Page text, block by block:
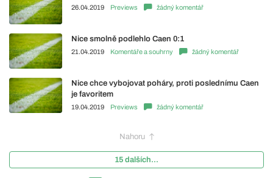
26.04.2019 Previews žádný komentář
Nice smolně podlehlo Caen 0:1
21.04.2019 Komentáře a souhrny žádný komentář
Nice chce vybojovat poháry, proti poslednímu Caen
je favoritem
19.04.2019 Previews žádný komentář
Nahoru
15 dalších...